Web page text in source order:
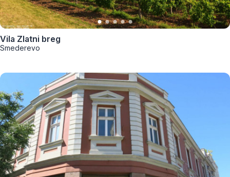
Vila Zlatni breg
Smederevo